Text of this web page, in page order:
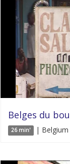
Belges du
26 min' | Belgium